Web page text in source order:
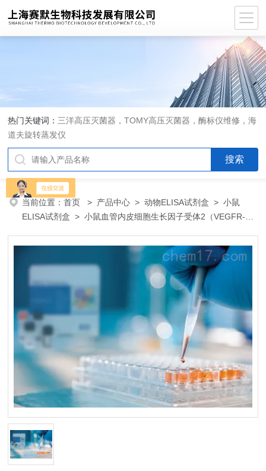
热门关键词： 三洋高压灭菌器，TOMY高压灭菌器，酶标仪维修，海
道夫旋转蒸发仪
当前位置：首页 > 产品中心 >动物ELISA试剂盒 >小鼠
ELISA试剂盒 > 小鼠血管内皮细胞生长因子受体2（VEGFR-